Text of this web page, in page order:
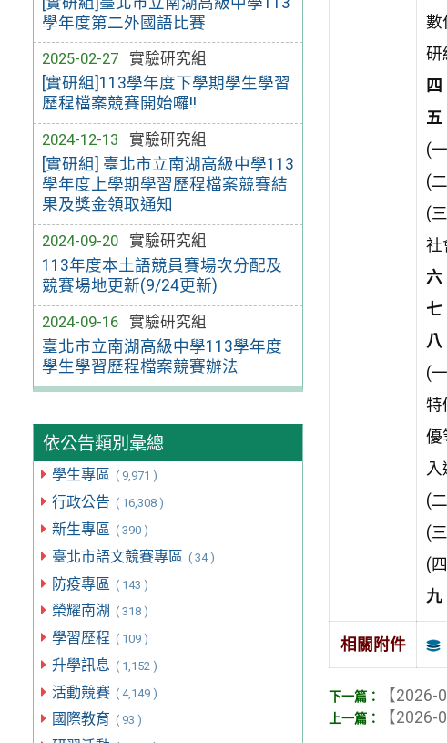
學年度第二外國語比賽
2025-02-27
實驗研究組
[實研組]113學年度下學期學生學習
歷程檔案競賽開始囉!!
2024-12-13
實驗研究組
[實研組] 臺北市立南湖高級中學113
學年度上學期學習歷程檔案競賽結
果及獎金領取通知
2024-09-20
實驗研究組
113年度本土語競員賽場次分配及
競賽場地更新(9/24更新)
2024-09-16
實驗研究組
臺北市立南湖高級中學113學年度
學生學習歷程檔案競賽辦法
依公告類別彙總
學生專區 ( 9,971 )
行政公告 ( 16,308 )
新生專區 ( 390 )
臺北市語文競賽專區 ( 34 )
防疫專區 ( 143 )
榮耀南湖 ( 318 )
學習歷程 ( 109 )
升學訊息 ( 1,152 )
活動競賽 ( 4,149 )
國際教育 ( 93 )
數
研
四
五
(
(
(
社
六
七
八
(
特
優
(
(
(
九
相關附件
【2026-
【2026-